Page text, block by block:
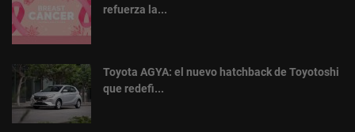
refuerza la...
Toyota AGYA: el nuevo hatchback de Toyotoshi
que redefi...